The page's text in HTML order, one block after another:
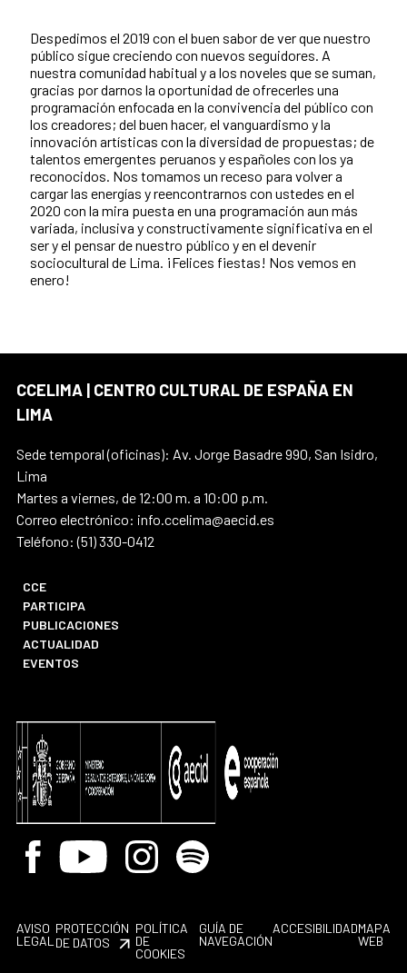
Despedimos el 2019 con el buen sabor de ver que nuestro
público sigue creciendo con nuevos seguidores. A
nuestra comunidad habitual y a los noveles que se suman,
gracias por darnos la oportunidad de ofrecerles una
programación enfocada en la convivencia del público con
los creadores; del buen hacer, el vanguardismo y la
innovación artísticas con la diversidad de propuestas; de
talentos emergentes peruanos y españoles con los ya
reconocidos. Nos tomamos un receso para volver a
cargar las energías y reencontrarnos con ustedes en el
2020 con la mira puesta en una programación aun más
variada, inclusiva y constructivamente significativa en el
ser y el pensar de nuestro público y en el devenir
sociocultural de Lima. ¡Felices fiestas! Nos vemos en
enero!
CCELIMA | CENTRO CULTURAL DE ESPAÑA EN
LIMA
Sede temporal (oficinas): Av. Jorge Basadre 990, San Isidro,
Lima
Martes a viernes, de 12:00 m. a 10:00 p.m.
Correo electrónico: info.ccelima@aecid.es
Teléfono: (51) 330-0412
CCE
PARTICIPA
PUBLICACIONES
ACTUALIDAD
EVENTOS
Facebook
Youtube InstagramSpotify
AVISO
LEGAL
PROTECCIÓN
DE DATOS
POLÍTICA
DE
COOKIES
GUÍA DE
NAVEGACIÓN
ACCESIBILIDADMAPA
WEB